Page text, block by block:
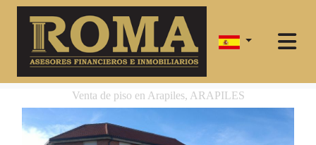
Venta de piso en Arapiles, ARAPILES